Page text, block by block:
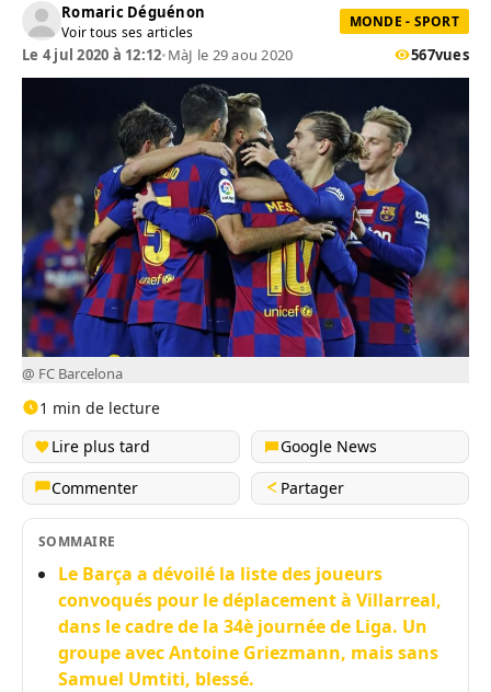
Romaric Déguénon
Voir tous ses articles
MONDE - SPORT
Le 4 jul 2020 à 12:12•MàJ le 29 aou 2020 567vues
@ FC Barcelona
1 min de lecture
Lire plus tard
Google News
Commenter
Partager
SOMMAIRE
Le Barça a dévoilé la liste des joueurs
convoqués pour le déplacement à Villarreal,
dans le cadre de la 34è journée de Liga. Un
groupe avec Antoine Griezmann, mais sans
Samuel Umtiti, blessé.